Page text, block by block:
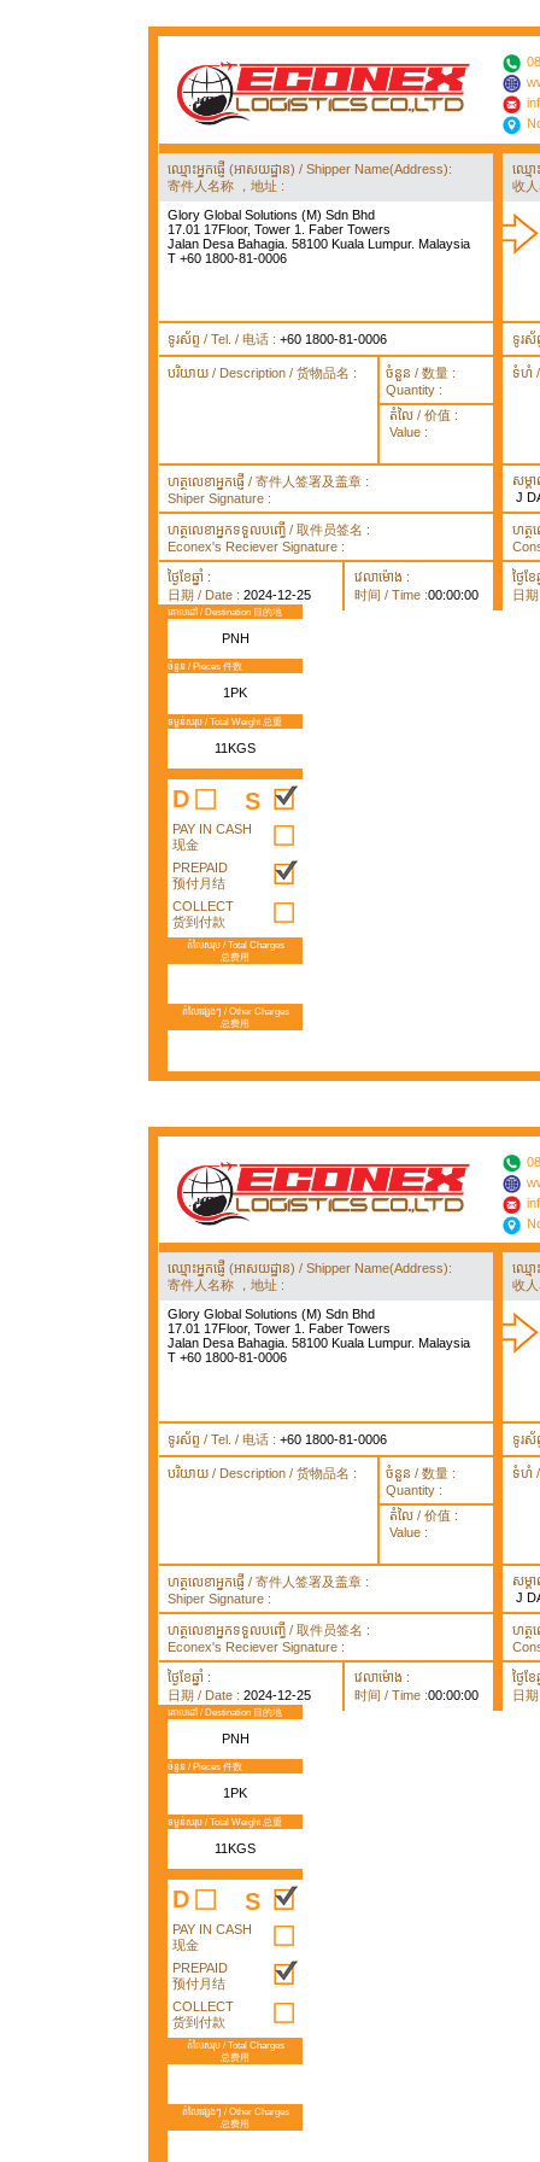
ឈ្មោះអ្នកផ្ញើ (អាសយដ្ឋាន) / Shipper Name(Address):
寄件人名称 ，地址 :
Glory Global Solutions (M) Sdn Bhd
17.01 17Floor, Tower 1. Faber Towers
Jalan Desa Bahagia. 58100 Kuala Lumpur. Malaysia
T +60 1800-81-0006
ឈ្មោ
收
ទូរស័ព្ទ / Tel. / 电话 : +60 1800-81-0006 ទូរស័
បរិយាយ / Description / 货物品名 :
ចំនួន / 数量 :
Quantity :
តំលៃ / 价值 :
Value :
ទំហំ /
ហត្ថលេខាអ្នកផ្ញើ / 寄件人签署及盖章 :
Shiper Signature :
សម្គ
J
ហត្ថលេខាអ្នកទទួលបញ្ធើ / 取件员签名 :
Econex's Reciever Signature :
ហត្ថ
ថ្ងៃខែឆ្នាំ :
日期 / Date : 2024-12-25
វេលាម៉ោង :
时间 / Time :00:00:00
ថ្ងៃខែ
日
គោលដៅ / Destination 目的地
PNH
ចំនួន / Pieces 件数
1PK
ទម្ងន់សរុប / Total Weight 总重
11KGS
D S
PAY IN CASH
现金
PREPAID
预付月结
COLLECT
货到付款
តំលៃសរុប / Total Charges
总费用
តំលៃផ្សេងៗ / Other Charges
总费用
ឈ្មោះអ្នកផ្ញើ (អាសយដ្ឋាន) / Shipper Name(Address):
寄件人名称 ，地址 :
Glory Global Solutions (M) Sdn Bhd
17.01 17Floor, Tower 1. Faber Towers
Jalan Desa Bahagia. 58100 Kuala Lumpur. Malaysia
T +60 1800-81-0006
ឈ្មោ
收
ទូរស័ព្ទ / Tel. / 电话 : +60 1800-81-0006 ទូរស័
បរិយាយ / Description / 货物品名 :
ចំនួន / 数量 :
Quantity :
តំលៃ / 价值 :
Value :
ទំហំ /
ហត្ថលេខាអ្នកផ្ញើ / 寄件人签署及盖章 :
Shiper Signature :
សម្គ
J
ហត្ថលេខាអ្នកទទួលបញ្ធើ / 取件员签名 :
Econex's Reciever Signature :
ហត្ថ
ថ្ងៃខែឆ្នាំ :
日期 / Date : 2024-12-25
វេលាម៉ោង :
时间 / Time :00:00:00
ថ្ងៃខែ
日
គោលដៅ / Destination 目的地
PNH
ចំនួន / Pieces 件数
1PK
ទម្ងន់សរុប / Total Weight 总重
11KGS
D S
PAY IN CASH
现金
PREPAID
预付月结
COLLECT
货到付款
តំលៃសរុប / Total Charges
总费用
តំលៃផ្សេងៗ / Other Charges
总费用